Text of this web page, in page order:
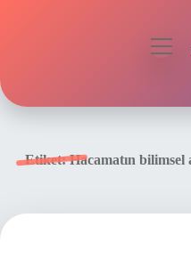
Etiket:Hacamatın bilimsel